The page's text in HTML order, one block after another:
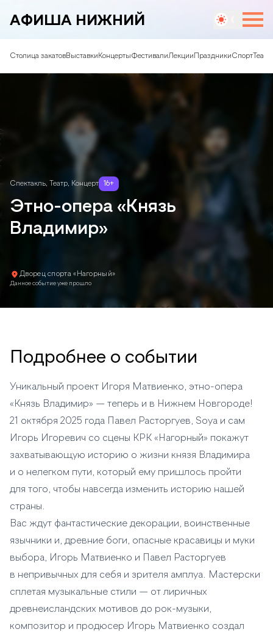
АФИША НИЖНИЙ
Столица закатовВыставкиКонцертыФестивалиЛекции ПраздникиСпорт
Спектакль, Театр, Концерт 16+
Этно-опера «Князь
Владимир»
Дворец спорта «Нагорный»
Данное событие уже прошло
Подробнее о событии
Уникальный проект Игоря Матвиенко, этно-опера
«Князь Владимир» — теперь и в Нижнем Новгороде!
21 октября 2025 года Павел Расторгуев, Soya и сам
Игорь Игоревич со сцены КРК «Нагорный» покажут
захватывающую историю о жизни князя Владимира
и о нелегком пути, который ему пришлось пройти
для того, чтобы навсегда изменить историю нашей
страны.
Вас ждут фантастические декорации, воинственные
язычники и, древние боги, опасные красавицы и муки
выбора, Игорь Матвиенко и Павел Расторгуев
в непривычных для себя и зрителя амплуа. Мастерски
сплетая музыкальные стили — от лиричных
древнеисландских мотивов до рок-музыки,
композитор и продюсер Игорь Матвиенко создал